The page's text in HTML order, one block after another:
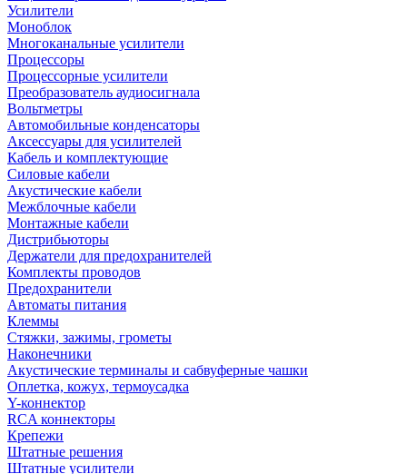
Усилители
Моноблок
Многоканальные усилители
Процессоры
Процессорные усилители
Преобразователь аудиосигнала
Вольтметры
Автомобильные конденсаторы
Аксессуары для усилителей
Кабель и комплектующие
Силовые кабели
Акустические кабели
Межблочные кабели
Монтажные кабели
Дистрибьюторы
Держатели для предохранителей
Комплекты проводов
Предохранители
Автоматы питания
Клеммы
Стяжки, зажимы, грометы
Наконечники
Акустические терминалы и сабвуферные чашки
Оплетка, кожух, термоусадка
Y-коннектор
RCA коннекторы
Крепежи
Штатные решения
Штатные усилители